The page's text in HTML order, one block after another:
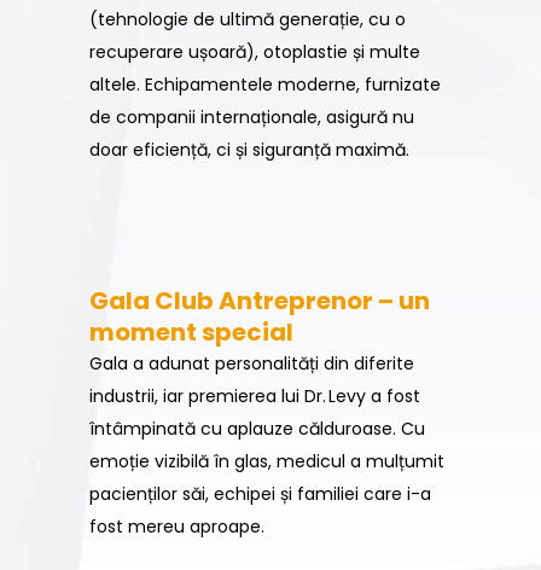
(tehnologie de ultimă generație, cu o
recuperare ușoară), otoplastie și multe
altele. Echipamentele moderne, furnizate
de companii internaționale, asigură nu
doar eficiență, ci și siguranță maximă.
Gala Club Antreprenor – un
moment special
Gala a adunat personalități din diferite
industrii, iar premierea lui Dr. Levy a fost
întâmpinată cu aplauze călduroase. Cu
emoție vizibilă în glas, medicul a mulțumit
pacienților săi, echipei și familiei care i-a
fost mereu aproape.